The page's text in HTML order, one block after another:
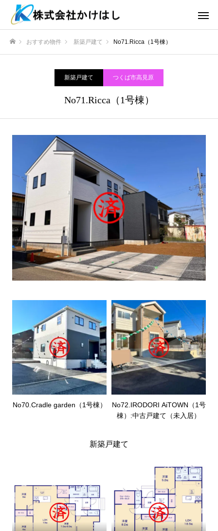
おすすめ物件 新築戸建て No71.Ricca（1号棟）
新築戸建て つくば市高見原
No71.Ricca（1号棟）
No70.Cradle garden（1号棟）
No72.IRODORI AiTOWN（1号
棟）:中古戸建て（未入居）
新築戸建て